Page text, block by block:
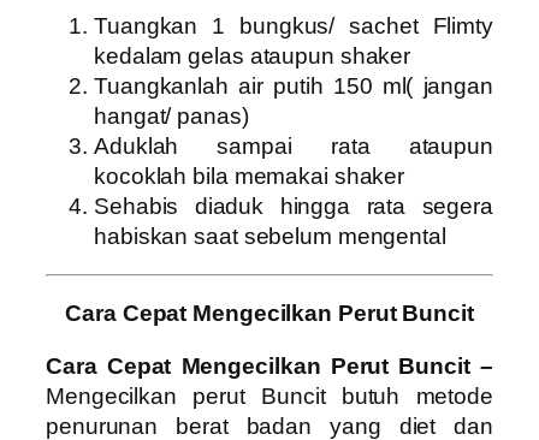
Tuangkan 1 bungkus/ sachet Flimty
kedalam gelas ataupun shaker
Tuangkanlah air putih 150 ml( jangan
hangat/ panas)
Aduklah sampai rata ataupun
kocoklah bila memakai shaker
Sehabis diaduk hingga rata segera
habiskan saat sebelum mengental
Cara Cepat Mengecilkan Perut Buncit
Cara Cepat Mengecilkan Perut Buncit –
Mengecilkan perut Buncit butuh metode
penurunan berat badan yang diet dan